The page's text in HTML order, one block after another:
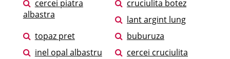
cercei piatra
albastra
cruciulita botez
lant argint lung
topaz pret
buburuza
inel opal albastru
cercei cruciulita